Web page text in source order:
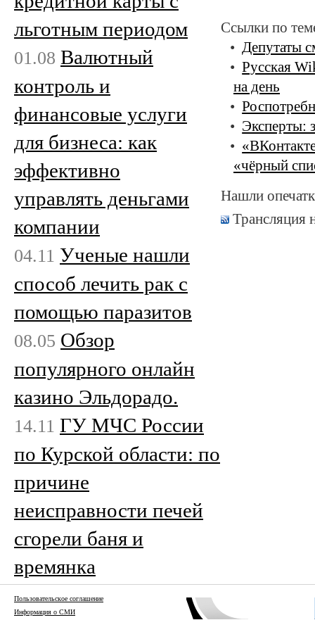
Ссылки по
Депутаты
Русская
на день
Эксперты:
«чёрный
Нашли
Трансляция
льготным периодом
01.08 Валютный
контроль и
финансовые услуги
для бизнеса: как
эффективно
управлять деньгами
компании
04.11 Ученые нашли
способ лечить рак с
помощью паразитов
08.05 Обзор
популярного онлайн
казино Эльдорадо.
14.11 ГУ МЧС России
по Курской области: по
причине
неисправности печей
сгорели баня и
времянка
Пользовательское соглашение
Информация о СМИ